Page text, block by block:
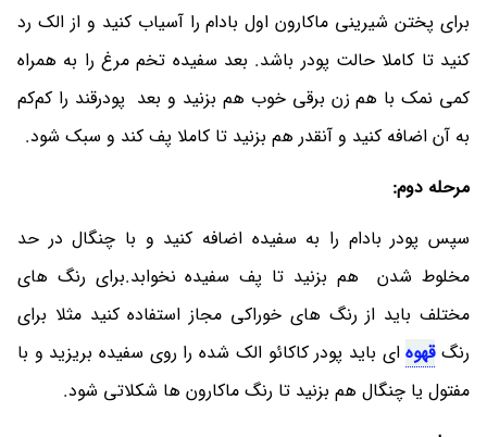
برای پختن شیرینی ماکارون اول بادام را آسیاب کنید و از الک رد
کنید تا کاملا حالت پودر باشد. بعد سفیده تخم مرغ را به همراه
کمی نمک با هم زن برقی خوب هم بزنید و بعد پودرقند را کم‌کم
به آن اضافه کنید و آنقدر هم بزنید تا کاملا پف کند و سبک شود.
مرحله دوم:
سپس پودر بادام را به سفیده اضافه کنید و با چنگال در حد
مخلوط شدن هم بزنید تا پف سفیده نخوابد.برای رنگ های
مختلف باید از رنگ های خوراکی مجاز استفاده کنید مثلا برای
رنگقهوهای باید پودر کاکائو الک شده را روی سفیده بریزید و با
مفتول یا چنگال هم بزنید تا رنگ ماکارون ها شکلاتی شود.